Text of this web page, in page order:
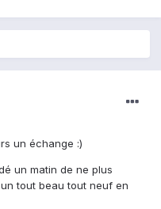
un échange :)
un matin de ne plus
tout beau tout neuf en